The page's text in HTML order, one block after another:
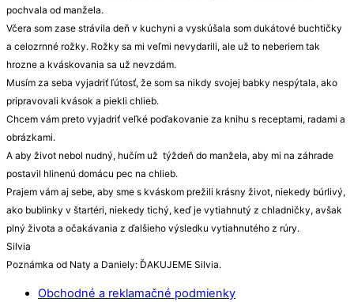
pochvala od manžela.
Včera som zase strávila deň v kuchyni a vyskúšala som dukátové buchtičky
a celozrnné rožky. Rožky sa mi veľmi nevydarili, ale už to neberiem tak
hrozne a kváskovania sa už nevzdám.
Musím za seba vyjadriť ľútosť, že som sa nikdy svojej babky nespýtala, ako
pripravovali kvások a piekli chlieb.
Chcem vám preto vyjadriť veľké poďakovanie za knihu s receptami, radami a
obrázkami.
A aby život nebol nudný, hučím už týždeň do manžela, aby mi na záhrade
postavil hlinenú domácu pec na chlieb.
Prajem vám aj sebe, aby sme s kváskom prežili krásny život, niekedy búrlivý,
ako bublinky v štartéri, niekedy tichý, keď je vytiahnutý z chladničky, avšak
plný života a očakávania z ďalšieho výsledku vytiahnutého z rúry.
Silvia
Poznámka od Naty a Daniely: ĎAKUJEME Silvia.
Obchodné a reklamačné podmienky